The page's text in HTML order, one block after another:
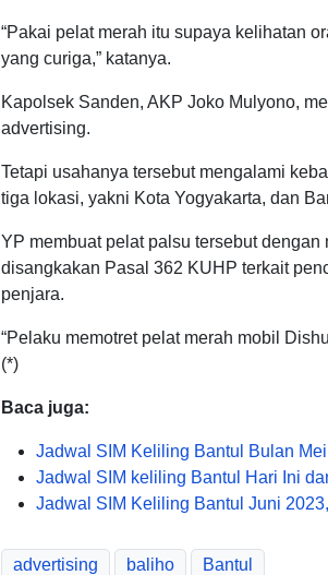
“Pakai pelat merah itu supaya kelihatan
yang curiga,” katanya.
Kapolsek Sanden, AKP Joko Mulyono,
advertising.
Tetapi usahanya tersebut mengalami
tiga lokasi, yakni Kota Yogyakarta, dan
YP membuat pelat palsu tersebut
disangkakan Pasal 362 KUHP terkait
penjara.
“Pelaku memotret pelat merah mobil
(*)
Baca juga:
Jadwal SIM Keliling Bantul Bulan
Jadwal SIM keliling Bantul Hari Ini
Jadwal SIM Keliling Bantul Juni
advertising baliho Bantul